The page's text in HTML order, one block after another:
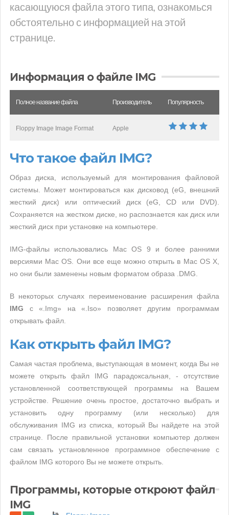
касающуюся файла этого типа, ознакомься
обстоятельно с информацией на этой
странице.
Информация о файле IMG
Полное название файла Производитель Популярность
Floppy Image Image Format Apple
Что такое файл IMG?
Образ диска, используемый для монтирования файловой
системы. Может монтироваться как дисковод (eG, внешний
жесткий диск) или оптический диск (eG, CD или DVD).
Сохраняется на жестком диске, но распознается как диск или
жесткий диск при установке на компьютере.
IMG-файлы использовались Mac OS 9 и более ранними
версиями Mac OS. Они все еще можно открыть в Mac OS X,
но они были заменены новым форматом образа .DMG.
В некоторых случаях переименование расширения файла
IMG с «.Img» на «.Iso» позволяет другим программам
открывать файл.
Как открыть файл IMG?
Самая частая проблема, выступающая в момент, когда Вы не
можете открыть файл IMG парадоксальная, - отсутствие
установленной соответствующей программы на Вашем
устройстве. Решение очень простое, достаточно выбрать и
установить одну программу (или несколько) для
обслуживания IMG из списка, который Вы найдете на этой
странице. После правильной установки компьютер должен
сам связать установленное программное обеспечение с
файлом IMG которого Вы не можете открыть.
Программы, которые откроют файл
IMG